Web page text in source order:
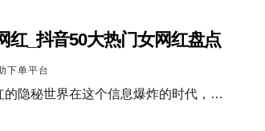
红_抖音50大热门女网红盘点
下单平台
的隐秘世界在这个信息爆炸的时代，…